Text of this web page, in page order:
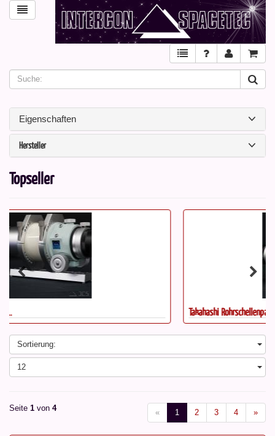
Eigenschaften
Hersteller
Topseller
Sortierung:
12
Seite 1 von 4 « 1 2 3 4 »